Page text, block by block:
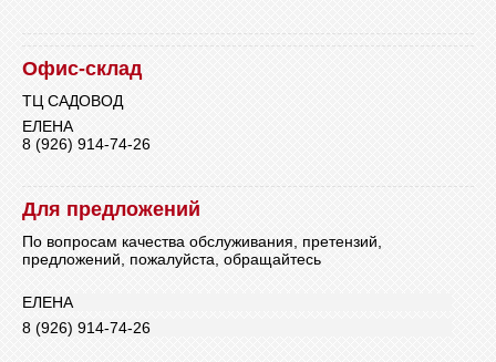
Офис-склад
ТЦ САДОВОД
ЕЛЕНА
8 (926) 914-74-26
Для предложений
По вопросам качества обслуживания, претензий,
предложений, пожалуйста, обращайтесь
ЕЛЕНА
8 (926) 914-74-26